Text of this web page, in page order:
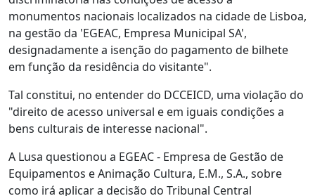
monumentos nacionais localizados na cidade de Lisboa,
na gestão da 'EGEAC, Empresa Municipal SA',
designadamente a isenção do pagamento de bilhete
em função da residência do visitante".
Tal constitui, no entender do DCCEICD, uma violação do
"direito de acesso universal e em iguais condições a
bens culturais de interesse nacional".
A Lusa questionou a EGEAC - Empresa de Gestão de
Equipamentos e Animação Cultura, E.M., S.A., sobre
como irá aplicar a decisão do Tribunal Central